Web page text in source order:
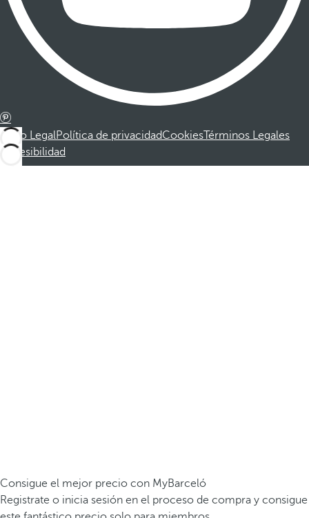
Aviso LegalPolítica de privacidadCookiesTérminos Legales
Accesibilidad
Consigue el mejor precio con MyBarceló
Registrate o inicia sesión en el proceso de compra y consigue